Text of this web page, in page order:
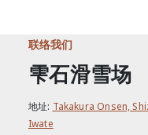
联络我们
雫石滑雪场
地址: Takakura Onsen,
Iwate